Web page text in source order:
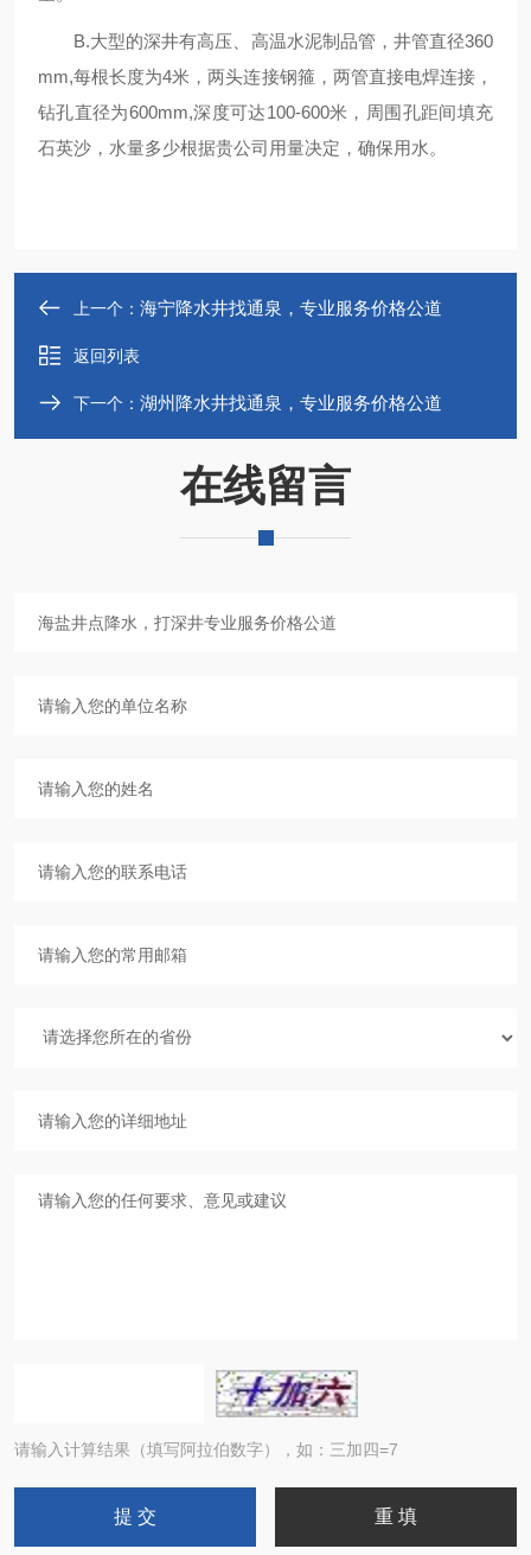
B.大型的深井有高压、高温水泥制品管，井管直径360
mm,每根长度为4米，两头连接钢箍，两管直接电焊连接，
钻孔直径为600mm,深度可达100-600米，周围孔距间填充
石英沙，水量多少根据贵公司用量决定，确保用水。
上一个： 海宁降水井找通泉，专业服务价格公道
返回列表
下一个： 湖州降水井找通泉，专业服务价格公道
在线留言
请输入计算结果（填写阿拉伯数字），如：三加四=7